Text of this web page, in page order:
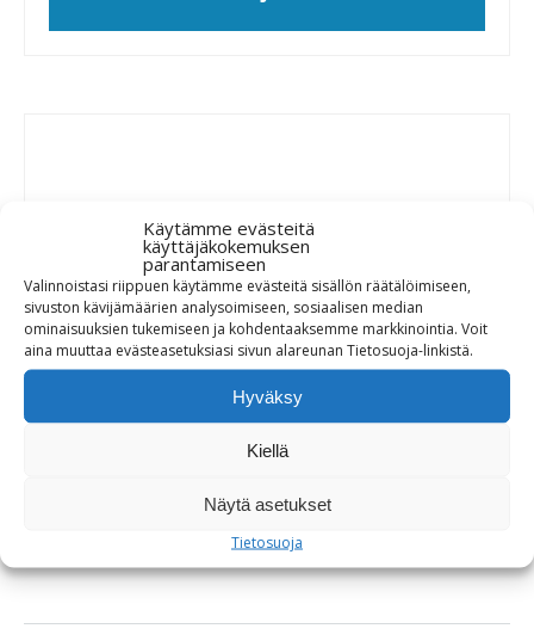
Käytämme evästeitä
käyttäjäkokemuksen
parantamiseen
Valinnoistasi riippuen käytämme evästeitä sisällön räätälöimiseen,
sivuston kävijämäärien analysoimiseen, sosiaalisen median
ominaisuuksien tukemiseen ja kohdentaaksemme markkinointia. Voit
aina muuttaa evästeasetuksiasi sivun alareunan Tietosuoja-linkistä.
Hyväksy
Kiellä
Näytä asetukset
Tietosuoja
COSPECT®-yhdistelmäventtiili